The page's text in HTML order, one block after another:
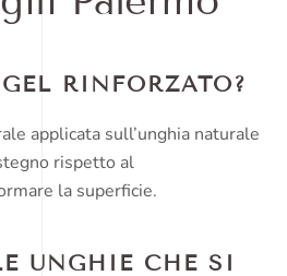
RINFORZATO?
applicata sull’unghia naturale
rispetto al
la superficie.
UNGHIE CHE SI